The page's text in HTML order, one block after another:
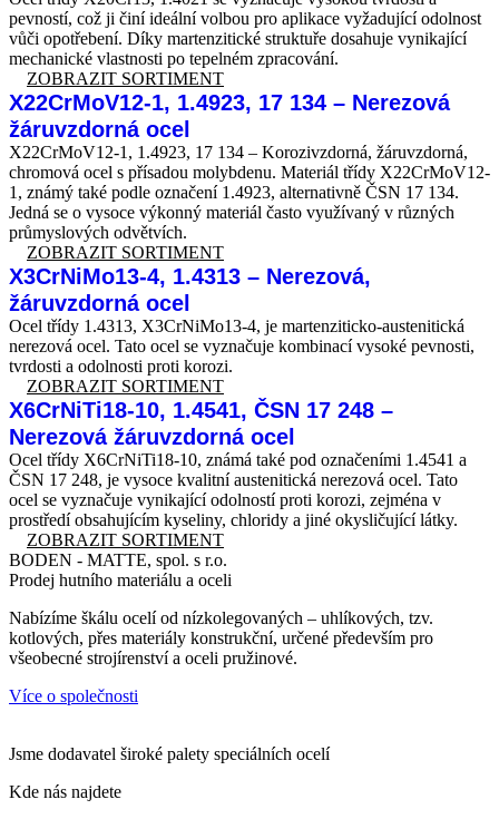
pevností, což ji činí ideální volbou pro aplikace vyžadující odolnost
vůči opotřebení. Díky martenzitické struktuře dosahuje vynikající
mechanické vlastnosti po tepelném zpracování.
ZOBRAZIT SORTIMENT
X22CrMoV12-1, 1.4923, 17 134 – Nerezová
žáruvzdorná ocel
X22CrMoV12-1, 1.4923, 17 134 – Korozivzdorná, žáruvzdorná,
chromová ocel s přísadou molybdenu. Materiál třídy X22CrMoV12-
1, známý také podle označení 1.4923, alternativně ČSN 17 134.
Jedná se o vysoce výkonný materiál často využívaný v různých
průmyslových odvětvích.
ZOBRAZIT SORTIMENT
X3CrNiMo13-4, 1.4313 – Nerezová,
žáruvzdorná ocel
Ocel třídy 1.4313, X3CrNiMo13-4, je martenziticko-austenitická
nerezová ocel. Tato ocel se vyznačuje kombinací vysoké pevnosti,
tvrdosti a odolnosti proti korozi.
ZOBRAZIT SORTIMENT
X6CrNiTi18-10, 1.4541, ČSN 17 248 –
Nerezová žáruvzdorná ocel
Ocel třídy X6CrNiTi18-10, známá také pod označeními 1.4541 a
ČSN 17 248, je vysoce kvalitní austenitická nerezová ocel. Tato
ocel se vyznačuje vynikající odolností proti korozi, zejména v
prostředí obsahujícím kyseliny, chloridy a jiné okysličující látky.
ZOBRAZIT SORTIMENT
BODEN - MATTE, spol. s r.o.
Prodej hutního materiálu a oceli
Nabízíme škálu ocelí od nízkolegovaných – uhlíkových, tzv.
kotlových, přes materiály konstrukční, určené především pro
všeobecné strojírenství a oceli pružinové.
Více o společnosti
Jsme dodavatel široké palety speciálních ocelí
Kde nás najdete